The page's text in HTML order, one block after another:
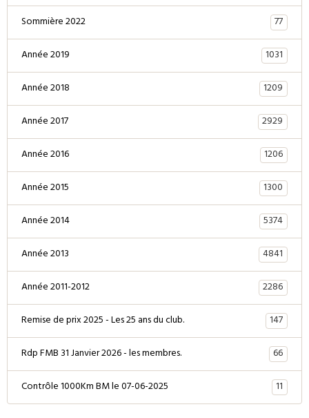
Sommière 2022
77
Année 2019
1031
Année 2018
1209
Année 2017
2929
Année 2016
1206
Année 2015
1300
Année 2014
5374
Année 2013
4841
Année 2011-2012
2286
Remise de prix 2025 - Les 25 ans du club.
147
Rdp FMB 31 Janvier 2026 - les membres.
66
Contrôle 1000Km BM le 07-06-2025
11